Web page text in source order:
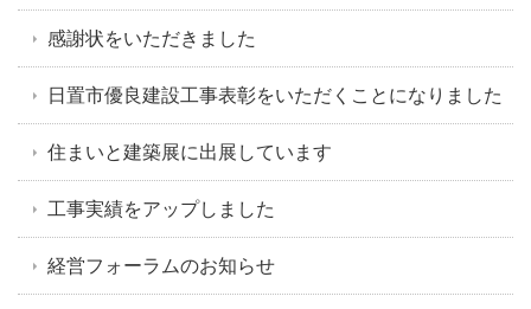
感謝状をいただきました
日置市優良建設工事表彰をいただくことになりました
住まいと建築展に出展しています
工事実績をアップしました
経営フォーラムのお知らせ